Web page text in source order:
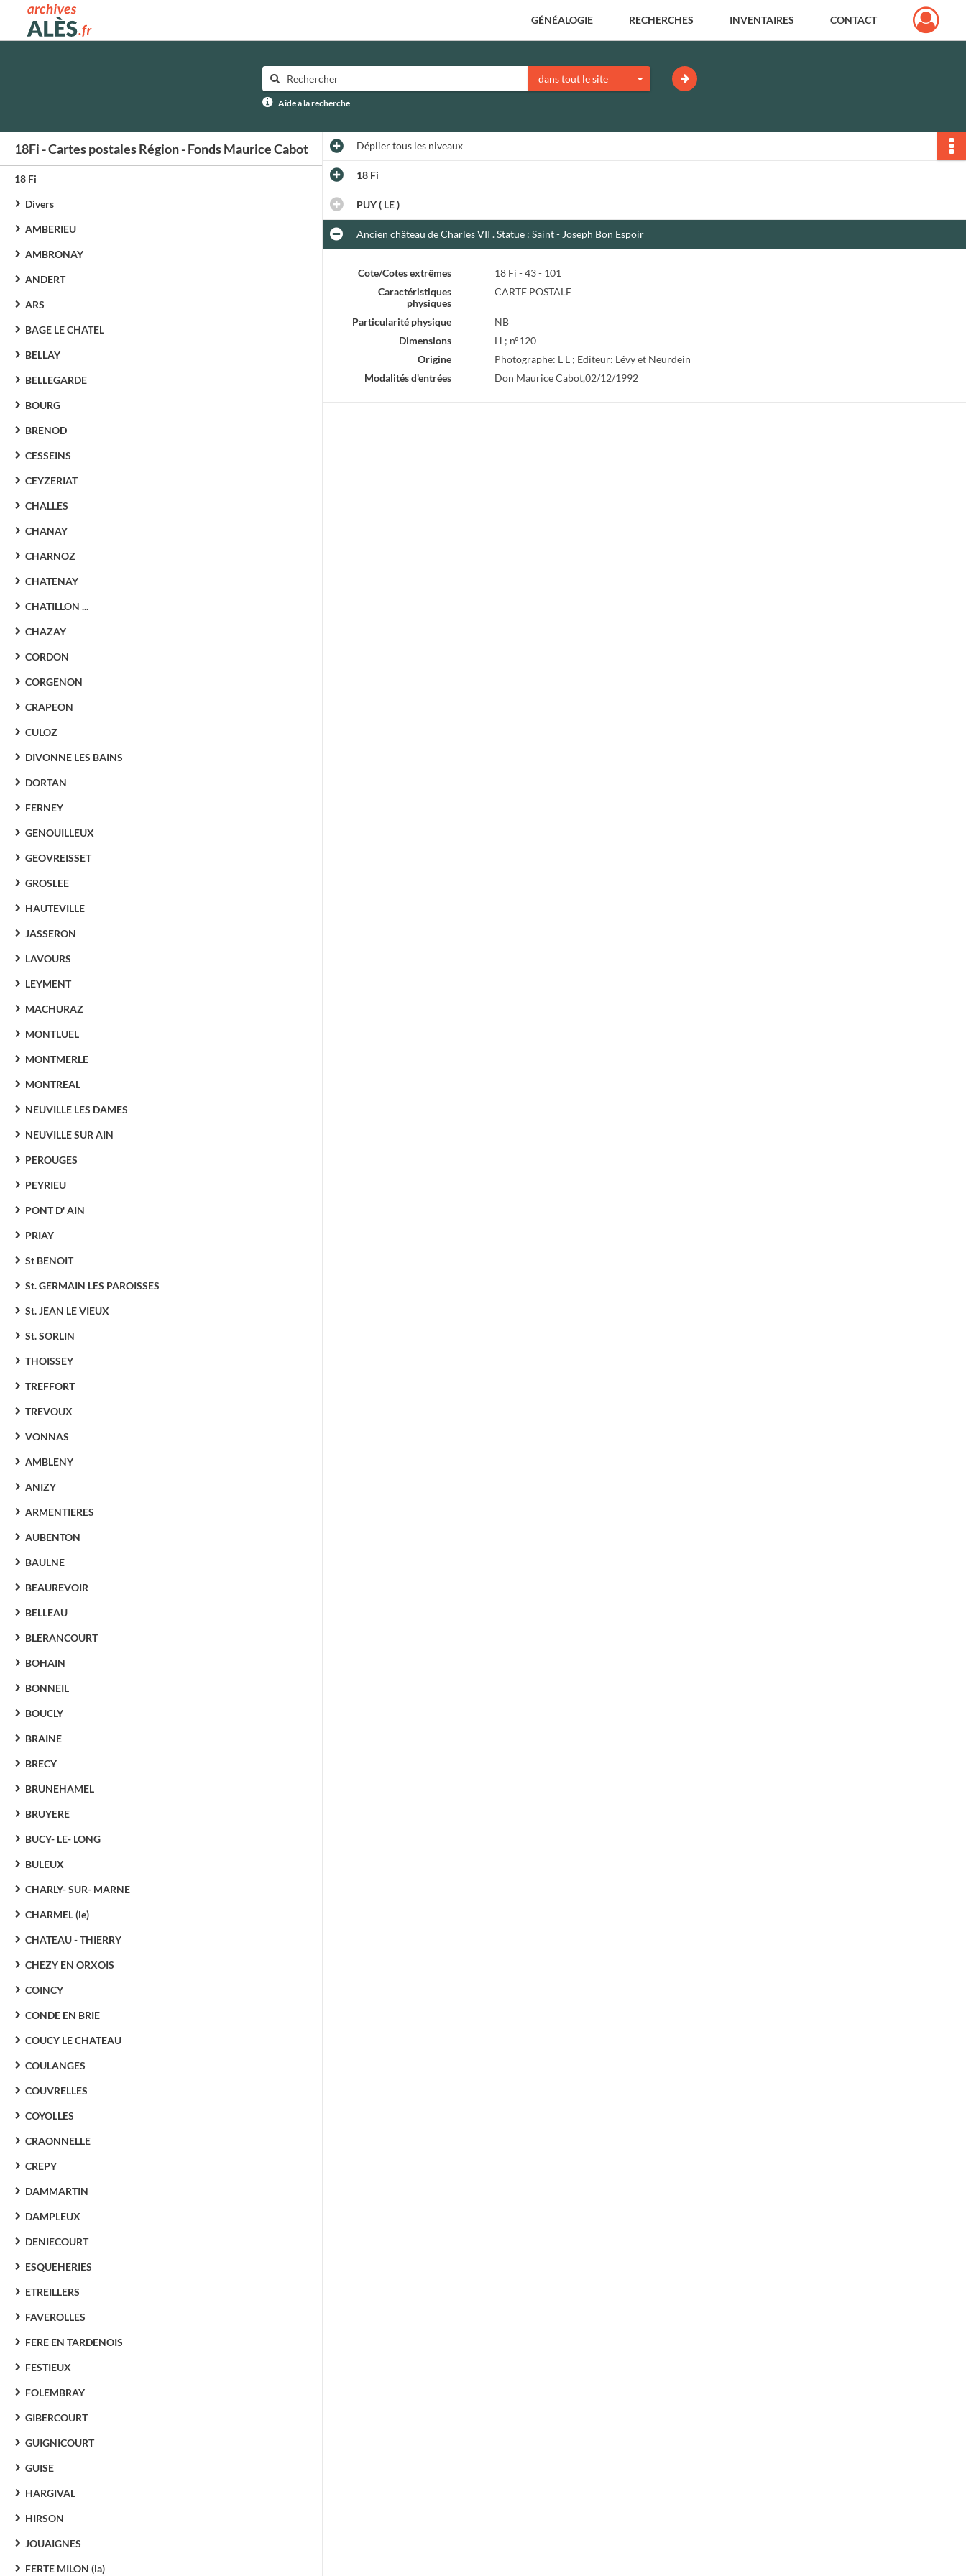
Archives municipales d'Alès GÉNÉALOGIE RECHERCHES INVENTAIRES CONTACT
dans tout le site
Aide à la recherche
18Fi - Cartes postales Région - Fonds Maurice Cabot
18 Fi
Divers
AMBERIEU
AMBRONAY
ANDERT
ARS
BAGE LE CHATEL
BELLAY
BELLEGARDE
BOURG
BRENOD
CESSEINS
CEYZERIAT
CHALLES
CHANAY
CHARNOZ
CHATENAY
CHATILLON ...
CHAZAY
CORDON
CORGENON
CRAPEON
CULOZ
DIVONNE LES BAINS
DORTAN
FERNEY
GENOUILLEUX
GEOVREISSET
GROSLEE
HAUTEVILLE
JASSERON
LAVOURS
LEYMENT
MACHURAZ
MONTLUEL
MONTMERLE
MONTREAL
NEUVILLE LES DAMES
NEUVILLE SUR AIN
PEROUGES
PEYRIEU
PONT D' AIN
PRIAY
St BENOIT
St. GERMAIN LES PAROISSES
St. JEAN LE VIEUX
St. SORLIN
THOISSEY
TREFFORT
TREVOUX
VONNAS
AMBLENY
ANIZY
ARMENTIERES
AUBENTON
BAULNE
BEAUREVOIR
BELLEAU
BLERANCOURT
BOHAIN
BONNEIL
BOUCLY
BRAINE
BRECY
BRUNEHAMEL
BRUYERE
BUCY- LE- LONG
BULEUX
CHARLY- SUR- MARNE
CHARMEL (le)
CHATEAU - THIERRY
CHEZY EN ORXOIS
COINCY
CONDE EN BRIE
COUCY LE CHATEAU
COULANGES
COUVRELLES
COYOLLES
CRAONNELLE
CREPY
DAMMARTIN
DAMPLEUX
DENIECOURT
ESQUEHERIES
ETREILLERS
FAVEROLLES
FERE EN TARDENOIS
FESTIEUX
FOLEMBRAY
GIBERCOURT
GUIGNICOURT
GUISE
HARGIVAL
HIRSON
JOUAIGNES
FERTE MILON (la)
Dépliertous les niveaux
18 Fi
PUY ( LE )
Ancien château de Charles VII . Statue : Saint - Joseph Bon Espoir
Cote/Cotes extrêmes
18 Fi - 43 - 101
Caractéristiques
physiques
CARTE POSTALE
Particularité physique
NB
Dimensions
H ; n°120
Origine
Photographe: L L ; Editeur: Lévy et Neurdein
Modalités d'entrées
Don Maurice Cabot,02/12/1992